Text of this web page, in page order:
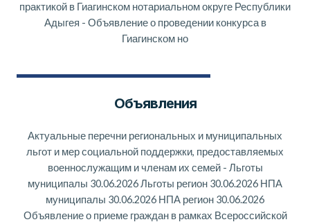
практикой в Гиагинском нотариальном округе Республики
Адыгея - Объявление о проведении конкурса в
Гиагинском но
Объявления
Актуальные перечни региональных и муниципальных
льгот и мер социальной поддержки, предоставляемых
военнослужащим и членам их семей - Льготы
муниципалы 30.06.2026 Льготы регион 30.06.2026 НПА
муниципалы 30.06.2026 НПА регион 30.06.2026
Объявление о приеме граждан в рамках Всероссийской